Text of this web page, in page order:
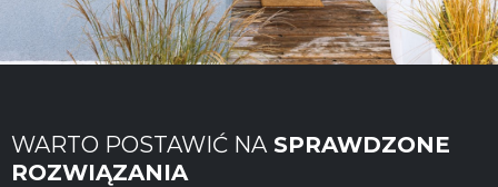
WARTO POSTAWIĆ NA SPRAWDZONE
ROZWIĄZANIA